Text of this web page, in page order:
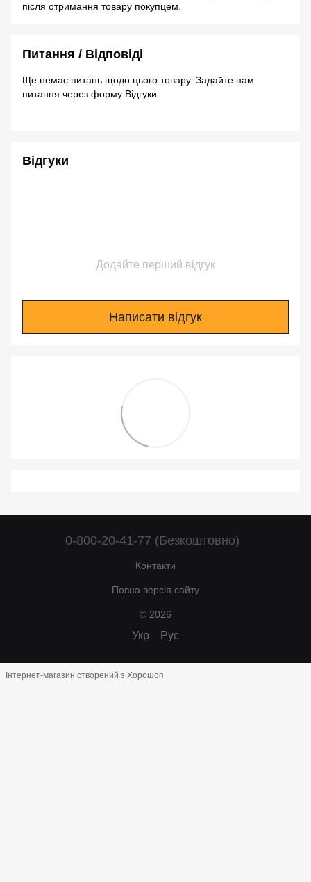
після отримання товару покупцем.
Питання / Відповіді
Ще немає питань щодо цього товару. Задайте нам
питання через форму Відгуки.
Відгуки
Додайте перший відгук
Написати відгук
0-800-20-41-77 (Безкоштовно)
Контакти
Повна версія сайту
© 2026
Укр Рус
Інтернет-магазин створений з Хорошоп